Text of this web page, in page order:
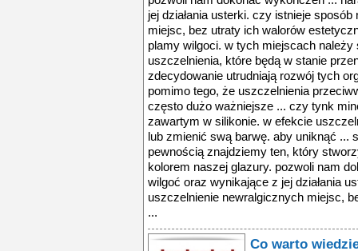
jej działania usterki. czy istnieje
miejsc, bez utraty ich walorów
plamy wilgoci. w tych miejscach
uszczelnienia, które będą w stanie
zdecydowanie utrudniają rozwój tych
pomimo tego, że uszczelnienia
często dużo ważniejsze ... czy tynk
zawartym w silikonie. w efekcie
lub zmienić swą barwę. aby uniknąć
pewnością znajdziemy ten, który
kolorem naszej glazury. pozwoli nam
wilgoć oraz wynikające z jej działania
uszczelnienie newralgicznych miejsc,
...
Co warto